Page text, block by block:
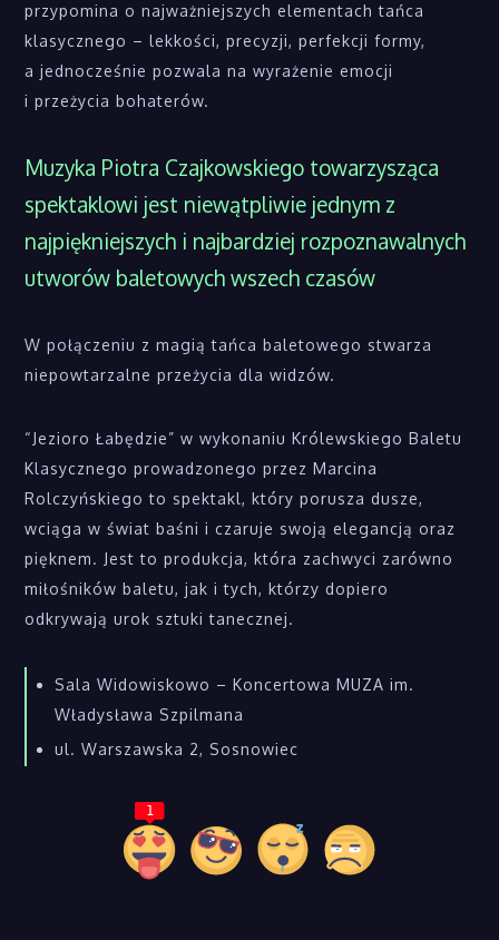
przypomina o najważniejszych elementach tańca
klasycznego – lekkości, precyzji, perfekcji formy,
a jednocześnie pozwala na wyrażenie emocji
i przeżycia bohaterów.
Muzyka Piotra Czajkowskiego towarzysząca
spektaklowi jest niewątpliwie jednym z
najpiękniejszych i najbardziej rozpoznawalnych
utworów baletowych wszech czasów
W połączeniu z magią tańca baletowego stwarza
niepowtarzalne przeżycia dla widzów.
“Jezioro Łabędzie” w wykonaniu Królewskiego Baletu
Klasycznego prowadzonego przez Marcina
Rolczyńskiego to spektakl, który porusza dusze,
wciąga w świat baśni i czaruje swoją elegancją oraz
pięknem. Jest to produkcja, która zachwyci zarówno
miłośników baletu, jak i tych, którzy dopiero
odkrywają urok sztuki tanecznej.
Sala Widowiskowo – Koncertowa MUZA im.
Władysława Szpilmana
ul. Warszawska 2, Sosnowiec
1